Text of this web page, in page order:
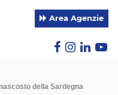
Area Agenzie
della Sardegna